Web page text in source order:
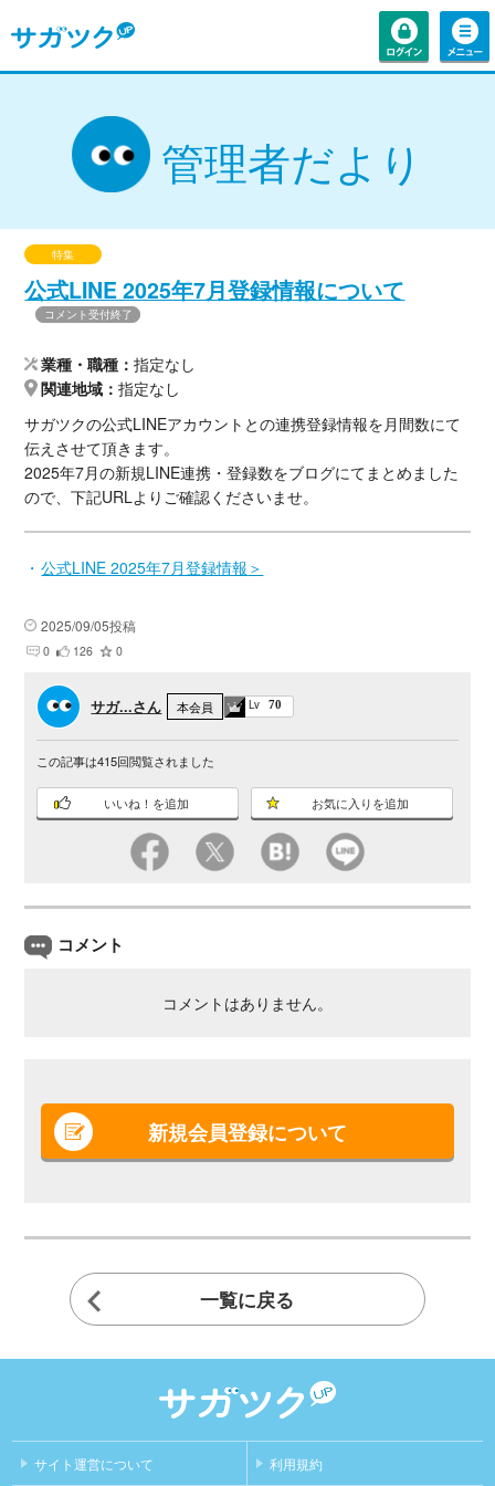
管理者だより
特集
公式LINE 2025年7月登録情報について
コメント受付終了
業種・職種
指定なし
関連地域
指定なし
サガツクの公式LINEアカウントとの連携登録情報を月間数にて
伝えさせて頂きます。
2025年7月の新規LINE連携・登録数をブログにてまとめました
ので、下記URLよりご確認くださいませ。
公式LINE 2025年7月登録情報
2025/09/05投稿
0 126 0
サガ...さん 本会員 Lv 70
この記事は415回閲覧されました
いいね！を追加 お気に入りを追加
コメント
コメントはありません。
新規会員登録について
一覧に戻る
サイト運営について 利用規約